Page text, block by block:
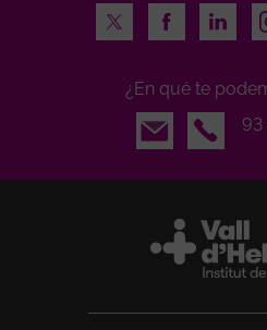
Twitter
FacebookLinkedIn
¿En qué te
Email